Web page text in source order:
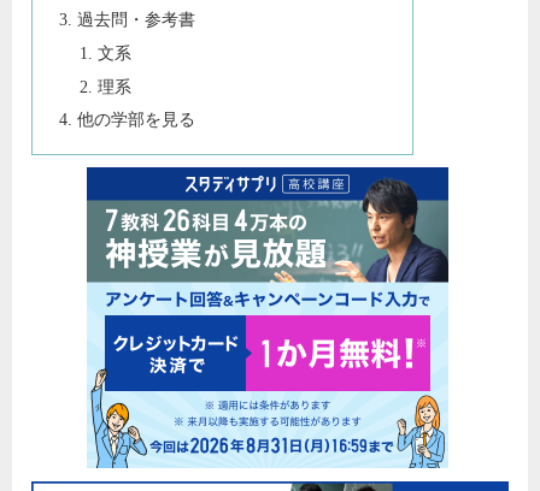
過去問・参考書
文系
理系
他の学部を見る